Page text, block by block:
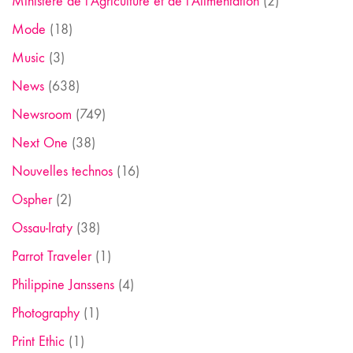
Mode (18)
Music (3)
News (638)
Newsroom (749)
Next One (38)
Nouvelles technos (16)
Ospher(2)
Ossau-Iraty (38)
Parrot Traveler(1)
Philippine Janssens (4)
Photography (1)
Print Ethic (1)